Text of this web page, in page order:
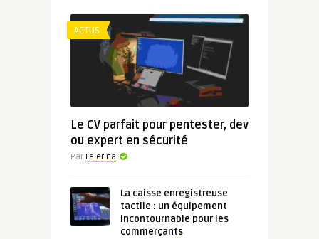
ACTUS
Le CV parfait pour pentester, dev
ou expert en sécurité
Par Falerina
La caisse enregistreuse
tactile : un équipement
incontournable pour les
commerçants